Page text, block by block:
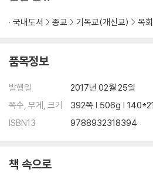
신은 존재냐 비존재냐?
초자연주의 신관 - 흔들리는 신관
초월이냐 내재냐 - 초월도 내재도
예수님은 하나님이신가?
예수님의 성생활
탄생 이야기에 얽힌 몇 가지 의문
국내도서 종교 기독교(개신교) 목
품목정보
발행일
2017년 02월 25일
쪽수, 무게, 크기
392쪽 | 506g |
ISBN13
9788932318394
책 속으로